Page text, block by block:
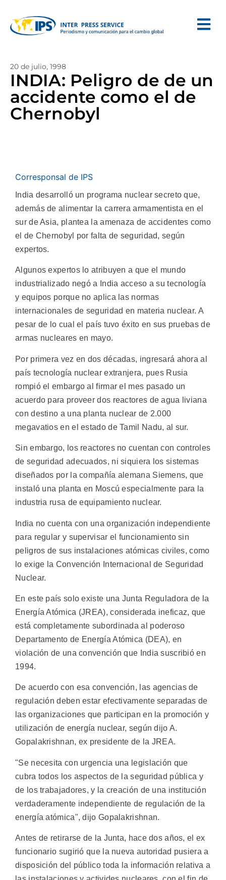
20 de julio, 1998
INDIA: Peligro de de un
accidente como el de
Chernobyl
Corresponsal de IPS
India desarrolló un programa nuclear secreto que,
además de alimentar la carrera armamentista en el
sur de Asia, plantea la amenaza de accidentes como
el de Chernobyl por falta de seguridad, según
expertos.
Algunos expertos lo atribuyen a que el mundo
industrializado negó a India acceso a su tecnología
y equipos porque no aplica las normas
internacionales de seguridad en materia nuclear. A
pesar de lo cual el país tuvo éxito en sus pruebas de
armas nucleares en mayo.
Por primera vez en dos décadas, ingresará ahora al
país tecnología nuclear extranjera, pues Rusia
rompió el embargo al firmar el mes pasado un
acuerdo para proveer dos reactores de agua liviana
con destino a una planta nuclear de 2.000
megavatios en el estado de Tamil Nadu, al sur.
Sin embargo, los reactores no cuentan con controles
de seguridad adecuados, ni siquiera los sistemas
diseñados por la compañía alemana Siemens, que
instaló una planta en Moscú especialmente para la
industria rusa de equipamiento nuclear.
India no cuenta con una organización independiente
para regular y supervisar el funcionamiento sin
peligros de sus instalaciones atómicas civiles, como
lo exige la Convención Internacional de Seguridad
Nuclear.
En este país solo existe una Junta Reguladora de la
Energía Atómica (JREA), considerada ineficaz, que
está completamente subordinada al poderoso
Departamento de Energía Atómica (DEA), en
violación de una convención que India suscribió en
1994.
De acuerdo con esa convención, las agencias de
regulación deben estar efectivamente separadas de
las organizaciones que participan en la promoción y
utilización de energía nuclear, según dijo A.
Gopalakrishnan, ex presidente de la JREA.
"Se necesita con urgencia una legislación que
cubra todos los aspectos de la seguridad pública y
de los trabajadores, y la creación de una institución
verdaderamente independiente de regulación de la
energía atómica", dijo Gopalakrishnan.
Antes de retirarse de la Junta, hace dos años, el ex
funcionario sugirió que la nueva autoridad pusiera a
disposición del público toda la información relativa a